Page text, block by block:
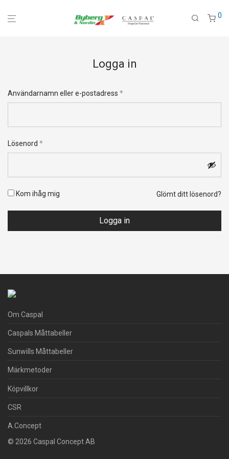
0
Logga in
Användarnamn eller e-postadress *Obligatoriskt
Lösenord *Obligatoriskt
Kom ihåg mig Glömt ditt lösenord?
Logga in
Om Caspal
Caspals Måttabeller
Sunwills Måttabeller
Märkmetoder
Köpvillkor
CSR
A.Concept
© 2026 Caspal Concept AB